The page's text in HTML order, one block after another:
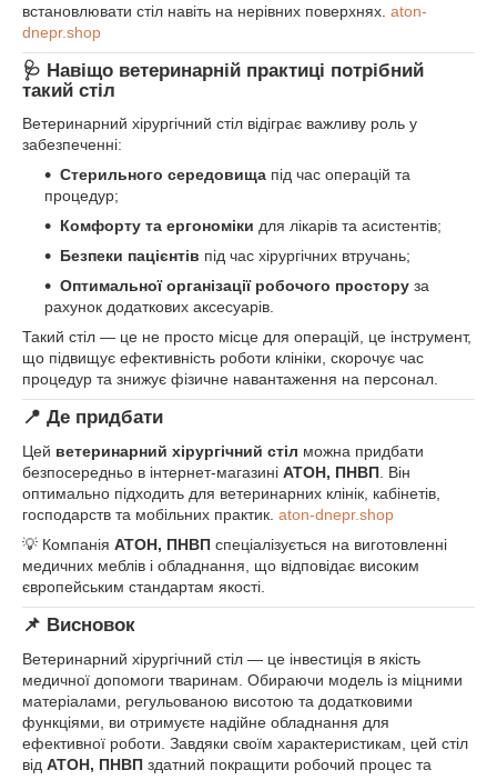
встановлювати стіл навіть на нерівних поверхнях. aton-
dnepr.shop
🩺 Навіщо ветеринарній практиці потрібний
такий стіл
Ветеринарний хірургічний стіл відіграє важливу роль у
забезпеченні:
Стерильного середовища під час операцій та
процедур;
Комфорту та ергономіки для лікарів та асистентів;
Безпеки пацієнтів під час хірургічних втручань;
Оптимальної організації робочого простору за
рахунок додаткових аксесуарів.
Такий стіл — це не просто місце для операцій, це інструмент,
що підвищує ефективність роботи клініки, скорочує час
процедур та знижує фізичне навантаження на персонал.
📍 Де придбати
Цей ветеринарний хірургічний стіл можна придбати
безпосередньо в інтернет‑магазині АТОН, ПНВП . Він
оптимально підходить для ветеринарних клінік, кабінетів,
господарств та мобільних практик. aton-dnepr.shop
💡 Компанія АТОН, ПНВП спеціалізується на виготовленні
медичних меблів і обладнання, що відповідає високим
європейським стандартам якості.
📌 Висновок
Ветеринарний хірургічний стіл — це інвестиція в якість
медичної допомоги тваринам. Обираючи модель із міцними
матеріалами, регульованою висотою та додатковими
функціями, ви отримуєте надійне обладнання для
ефективної роботи. Завдяки своїм характеристикам, цей стіл
від АТОН, ПНВП здатний покращити робочий процес та